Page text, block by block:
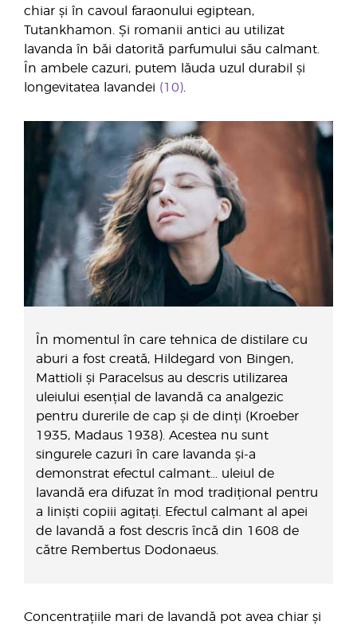
chiar și în cavoul faraonului egiptean,
Tutankhamon. Și romanii antici au utilizat
lavanda în băi datorită parfumului său calmant.
În ambele cazuri, putem lăuda uzul durabil și
longevitatea lavandei (10).
În momentul în care tehnica de distilare cu
aburi a fost creată, Hildegard von Bingen,
Mattioli și Paracelsus au descris utilizarea
uleiului esențial de lavandă ca analgezic
pentru durerile de cap și de dinți (Kroeber
1935, Madaus 1938). Acestea nu sunt
singurele cazuri în care lavanda și-a
demonstrat efectul calmant... uleiul de
lavandă era difuzat în mod tradițional pentru
a liniști copiii agitați. Efectul calmant al apei
de lavandă a fost descris încă din 1608 de
către Rembertus Dodonaeus.
Concentrațiile mari de lavandă pot avea chiar și